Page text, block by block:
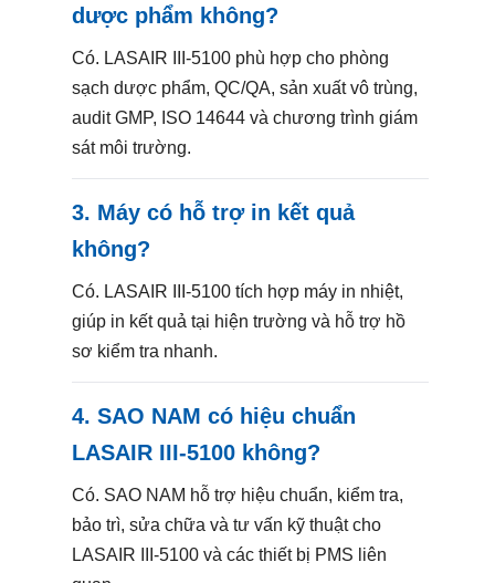
dược phẩm không?
Có. LASAIR III-5100 phù hợp cho phòng
sạch dược phẩm, QC/QA, sản xuất vô trùng,
audit GMP, ISO 14644 và chương trình giám
sát môi trường.
3. Máy có hỗ trợ in kết quả
không?
Có. LASAIR III-5100 tích hợp máy in nhiệt,
giúp in kết quả tại hiện trường và hỗ trợ hồ
sơ kiểm tra nhanh.
4. SAO NAM có hiệu chuẩn
LASAIR III-5100 không?
Có. SAO NAM hỗ trợ hiệu chuẩn, kiểm tra,
bảo trì, sửa chữa và tư vấn kỹ thuật cho
LASAIR III-5100 và các thiết bị PMS liên